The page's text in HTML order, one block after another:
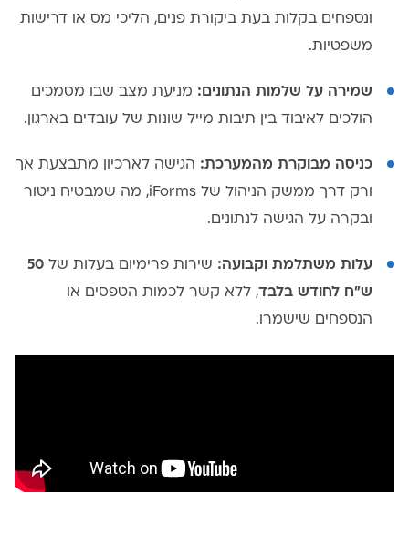
ונספחים בקלות בעת ביקורת פנים, הליכי מס או דרישות
משפטיות.
שמירה על שלמות הנתונים: מניעת מצב שבו מסמכים
הולכים לאיבוד בין תיבות מייל שונות של עובדים בארגון.
כניסה מבוקרת מהמערכת: הגישה לארכיון מתבצעת אך
ורק דרך ממשק הניהול של iForms, מה שמבטיח ניטור
ובקרה על הגישה לנתונים.
עלות משתלמת וקבועה: שירות פרימיום בעלות של 50
ש"ח לחודש בלבד, ללא קשר לכמות הטפסים או
הנספחים שישמרו.